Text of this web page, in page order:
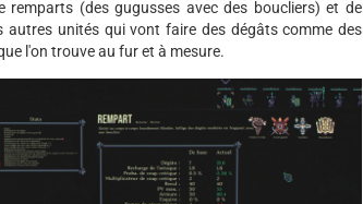
(des gugusses avec des boucliers) et de
autres unités qui vont faire des dégâts comme des
l'on trouve au fur et à mesure.